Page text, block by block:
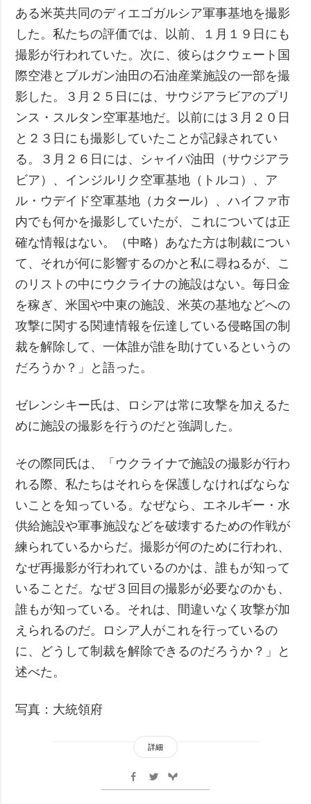
ある米英共同のディエゴガルシア軍事基地を撮影
した。私たちの評価では、以前、１月１９日にも
撮影が行われていた。次に、彼らはクウェート国
際空港とブルガン油田の石油産業施設の一部を撮
影した。３月２５日には、サウジアラビアのプリ
ンス・スルタン空軍基地だ。以前には３月２０日
と２３日にも撮影していたことが記録されてい
る。３月２６日には、シャイバ油田（サウジアラ
ビア）、インジルリク空軍基地（トルコ）、ア
ル・ウデイド空軍基地（カタール）、ハイファ市
内でも何かを撮影していたが、これについては正
確な情報はない。（中略）あなた方は制裁につい
て、それが何に影響するのかと私に尋ねるが、こ
のリストの中にウクライナの施設はない。毎日金
を稼ぎ、米国や中東の施設、米英の基地などへの
攻撃に関する関連情報を伝達している侵略国の制
裁を解除して、一体誰が誰を助けているというの
だろうか？」と語った。
ゼレンシキー氏は、ロシアは常に攻撃を加えるた
めに施設の撮影を行うのだと強調した。
その際同氏は、「ウクライナで施設の撮影が行わ
れる際、私たちはそれらを保護しなければならな
いことを知っている。なぜなら、エネルギー・水
供給施設や軍事施設などを破壊するための作戦が
練られているからだ。撮影が何のために行われ、
なぜ再撮影が行われているのかは、誰もが知って
いることだ。なぜ３回目の撮影が必要なのかも、
誰もが知っている。それは、間違いなく攻撃が加
えられるのだ。ロシア人がこれを行っているの
に、どうして制裁を解除できるのだろうか？」と
述べた。
写真：大統領府
詳細